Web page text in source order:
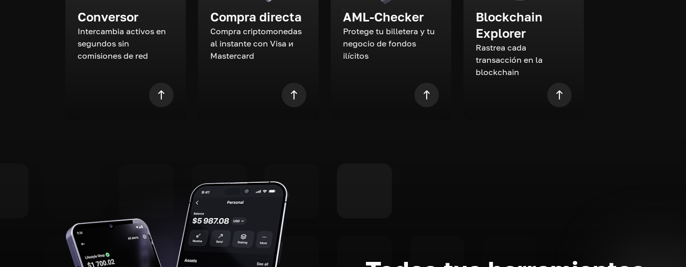
Conversor
Intercambia activos en
segundos sin
comisiones de red
Compra directa
Compra criptomonedas
al instante con Visa и
Mastercard
AML-Checker
Protege tu billetera y tu
negocio de fondos
ilícitos
Blockchain
Explorer
Rastrea cada
transacción en la
blockchain